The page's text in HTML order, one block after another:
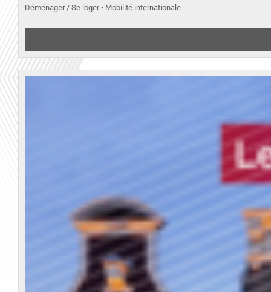
Déménager / Se loger • Mobilité internationale